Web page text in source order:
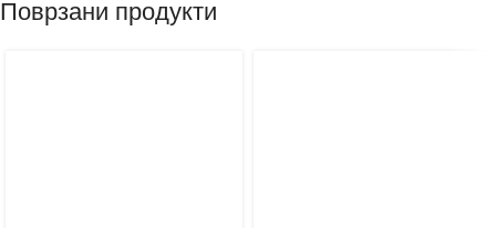
Поврзани продукти